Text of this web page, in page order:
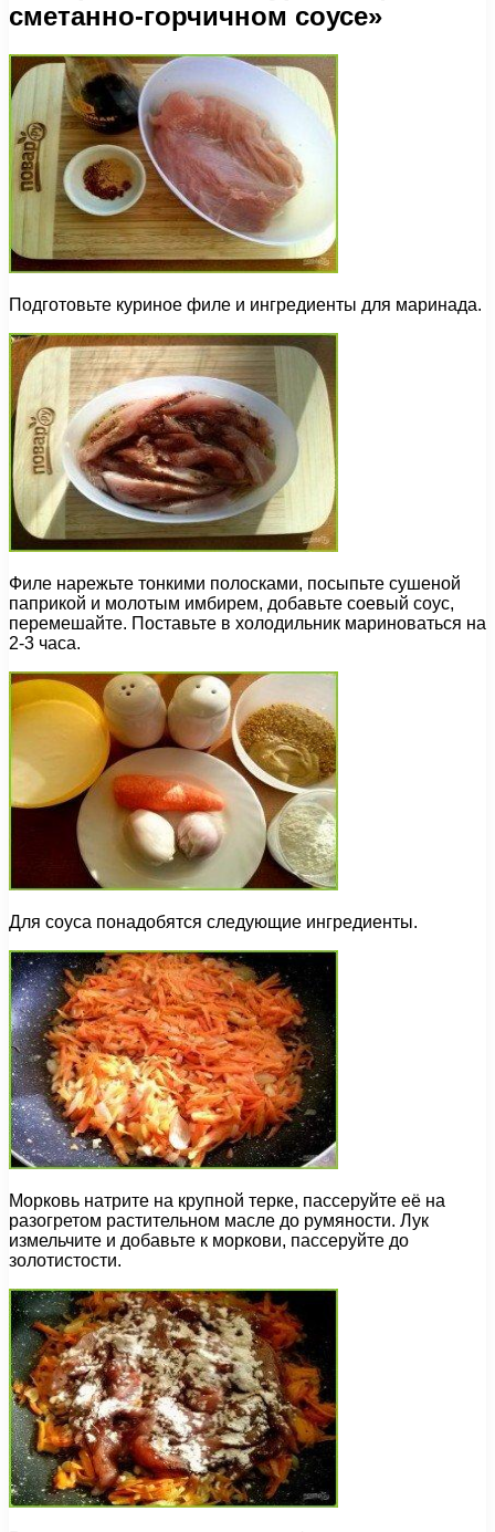
сметанно-горчичном соусе»
Подготовьте куриное филе и ингредиенты для маринада.
Филе нарежьте тонкими полосками, посыпьте сушеной
паприкой и молотым имбирем, добавьте соевый соус,
перемешайте. Поставьте в холодильник мариноваться на
2-3 часа.
Для соуса понадобятся следующие ингредиенты.
Морковь натрите на крупной терке, пассеруйте её на
разогретом растительном масле до румяности. Лук
измельчите и добавьте к моркови, пассеруйте до
золотистости.